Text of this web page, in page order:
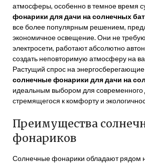
атмосферы, особенно в темное время
фонарики для дачи на солнечных
все более популярным решением,
экономичное освещение. Они не
электросети, работают абсолютно
создать неповторимую атмосферу на
Растущий спрос на
солнечные фонарики для дачи на
идеальным выбором для современного
стремящегося к комфорту и
Преимущества
фонариков
Солнечные фонарики обладают рядом